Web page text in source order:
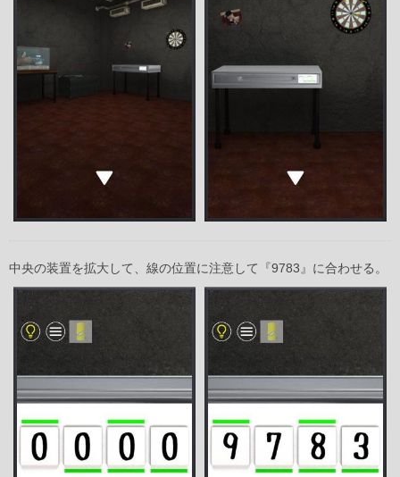
中央の装置を拡大して、線の位置に注意して『9783』に合わせる。